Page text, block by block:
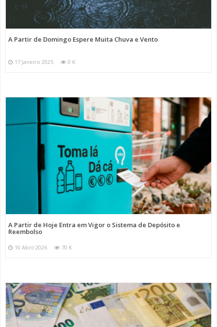
A Partir de Domingo Espere Muita Chuva e Vento
17 Janeiro 2025 0 K
A Partir de Hoje Entra em Vigor o Sistema de Depósito e
Reembolso
10 Abril 2026 70 K